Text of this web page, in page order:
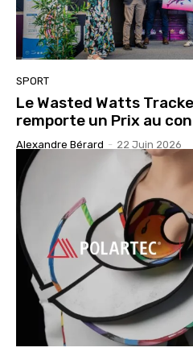
SPORT
Le Wasted Watts
remporte un Prix au
Alexandre Bérard - 22 Juin 2026